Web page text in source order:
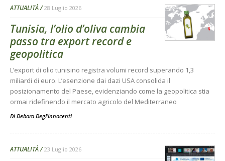
ATTUALITÀ 28 Luglio 2026
Tunisia, l’olio d’oliva cambia
passo tra export record e
geopolitica
L’export di olio tunisino registra volumi record superando 1,3
miliardi di euro. L’esenzione dai dazi USA consolida il
posizionamento del Paese, evidenziando come la geopolitica stia
ormai ridefinendo il mercato agricolo del Mediterraneo
Di Debora Degl’Innocenti
ATTUALITÀ 23 Luglio 2026